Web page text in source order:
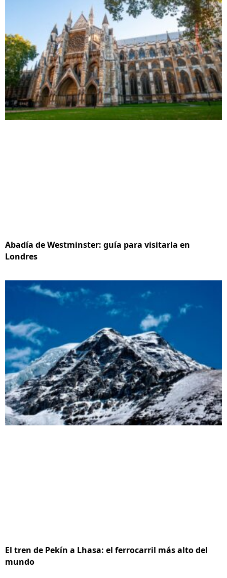
Abadía de Westminster: guía para visitarla en
Londres
El tren de Pekín a Lhasa: el ferrocarril más alto del
mundo